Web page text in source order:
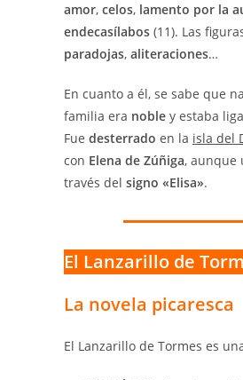
amor, celos, lamento por la
endecasílabos (11). Las
paradojas, aliteraciones…
En cuanto a él, se sabe que
familia era noble y estaba
Fue desterrado en la isla del
con Elena de Zúñiga, aunque
través del signo «Elisa».
El Lanzarillo de
La novela picaresca
El Lanzarillo de Tormes es